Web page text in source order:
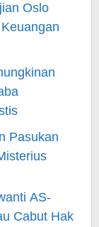
Oslo
Pasukan
AS-
Cabut Hak